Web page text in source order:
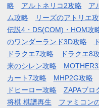
略
アルトネリコ2攻略 ア
ム攻略
リーズのアトリエ
伝説4・DS(COM)・HOM攻
のワンダーランド3D攻略
ドラクエ7攻略
ドラクエ8
来のシレン攻略
カート7攻略
MHP2G攻略
ドヒーロー攻略
ZAPAブロ
将棋 棋譜再生
ファミコン